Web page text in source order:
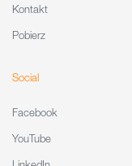
Kontakt
Pobierz
Social
Facebook
YouTube